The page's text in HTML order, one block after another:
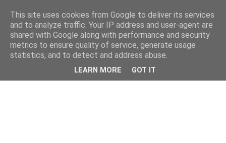
This site uses cookies from Google to deliver its services
and to analyze traffic. Your IP address and user-agent are
shared with Google along with performance and security
metrics to ensure quality of service, generate usage
statistics, and to detect and address abuse.
LEARN MORE GOT IT